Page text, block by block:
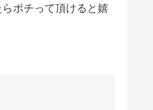
ポチって頂けると嬉